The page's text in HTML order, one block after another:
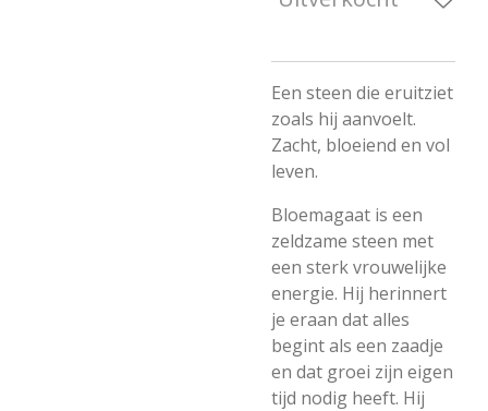
Een steen die eruitziet
zoals hij aanvoelt.
Zacht, bloeiend en vol
leven.
Bloemagaat is een
zeldzame steen met
een sterk vrouwelijke
energie. Hij herinnert
je eraan dat alles
begint als een zaadje
en dat groei zijn eigen
tijd nodig heeft. Hij